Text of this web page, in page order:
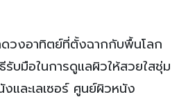
วงอาทิตย์ที่ตั้งฉากกับพื้นโลก
บมือในการดูแลผิวให้สวยใสชุ่ม
ละเลเซอร์ ศูนย์ผิวหนัง